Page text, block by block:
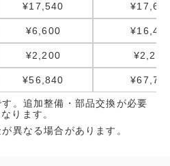
¥17,540
¥6,600
¥2,200 ¥2,200
¥56,840
。追加整備・部品交換が必要
ります。
異なる場合があります。